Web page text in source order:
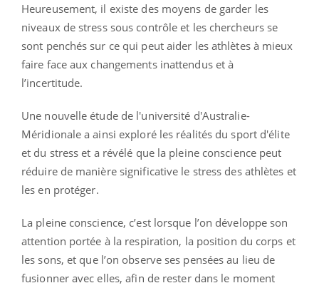
Heureusement, il existe des moyens de garder les
niveaux de stress sous contrôle et les chercheurs se
sont penchés sur ce qui peut aider les athlètes à mieux
faire face aux changements inattendus et à
l’incertitude.
Une nouvelle étude de l'université d'Australie-
Méridionale a ainsi exploré les réalités du sport d'élite
et du stress et a révélé que la pleine conscience peut
réduire de manière significative le stress des athlètes et
les en protéger.
La pleine conscience, c’est lorsque l’on développe son
attention portée à la respiration, la position du corps et
les sons, et que l’on observe ses pensées au lieu de
fusionner avec elles, afin de rester dans le moment